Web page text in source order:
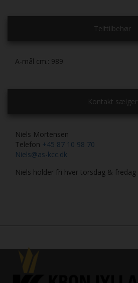
Telttilbehør
A-mål cm.: 989
Kontakt sælger
Niels Mortensen
Telefon +45 87 10 98 70
Niels@as-kcc.dk
Niels holder fri hver torsdag & fredag